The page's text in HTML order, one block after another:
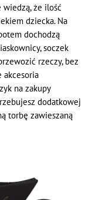
wiedzą, że ilość
dziecka. Na
dochodzą
soczek
rzeczy, bez
akcesoria
na zakupy
dodatkowej
torbę zawieszaną